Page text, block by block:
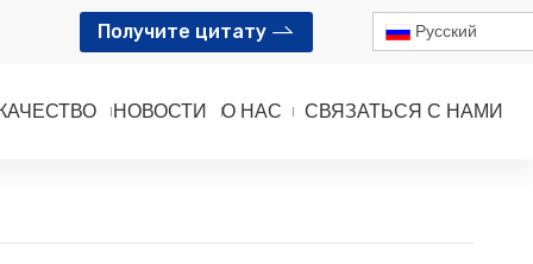
Получите цитату Pусский
КАЧЕСТВО НОВОСТИ О НАС СВЯЗАТЬСЯ С НАМИ